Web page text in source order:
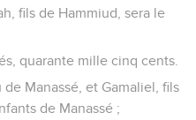
fils de Hammiud, sera le
quarante mille cinq cents.
Manassé, et Gamaliel, fils
de Manassé ;